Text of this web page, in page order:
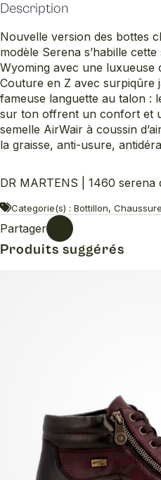
Description
Nouvelle version des bottes
modèle Serena s’habille
Wyoming avec une
Couture en Z avec surpiqûre
fameuse languette au talon :
sur ton offrent un confort et
semelle AirWair à coussin
la graisse, anti-usure,
DR MARTENS | 1460 serena
Categorie(s) : Bottillon,
Partager
Produits suggérés